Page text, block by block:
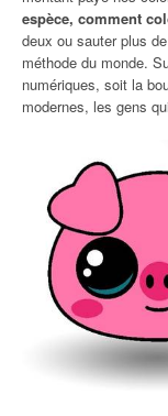
espèce, comment
deux ou sauter plus
méthode du monde.
numériques, soit la
modernes, les gens